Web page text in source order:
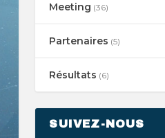
Meeting (36)
Partenaires (5)
Résultats (6)
SUIVEZ-NOUS